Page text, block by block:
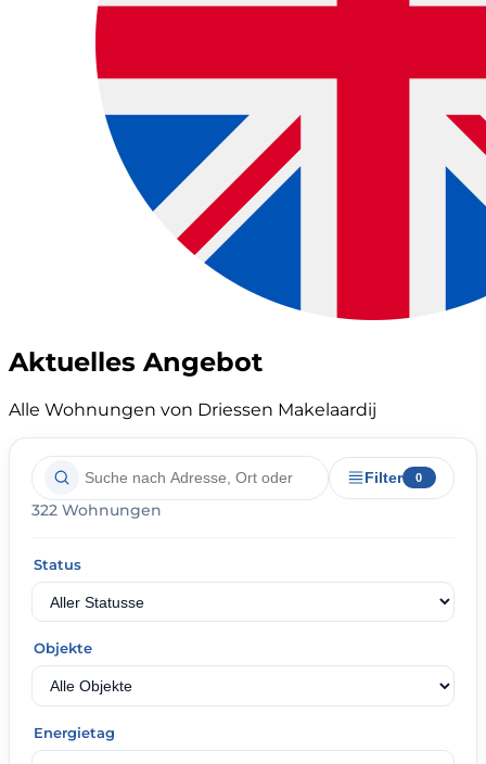
Aktuelles Angebot
Alle Wohnungen von Driessen Makelaardij
Filter 0
322 Wohnungen
Status
Objekte
Energietag